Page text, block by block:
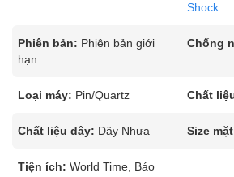
Shock
Phiên bản: Phiên bản giới
hạn
Chống
Loại máy: Pin/Quartz Chất
Chất liệu dây: Dây Nhựa Size
Tiện ích: World Time, Báo